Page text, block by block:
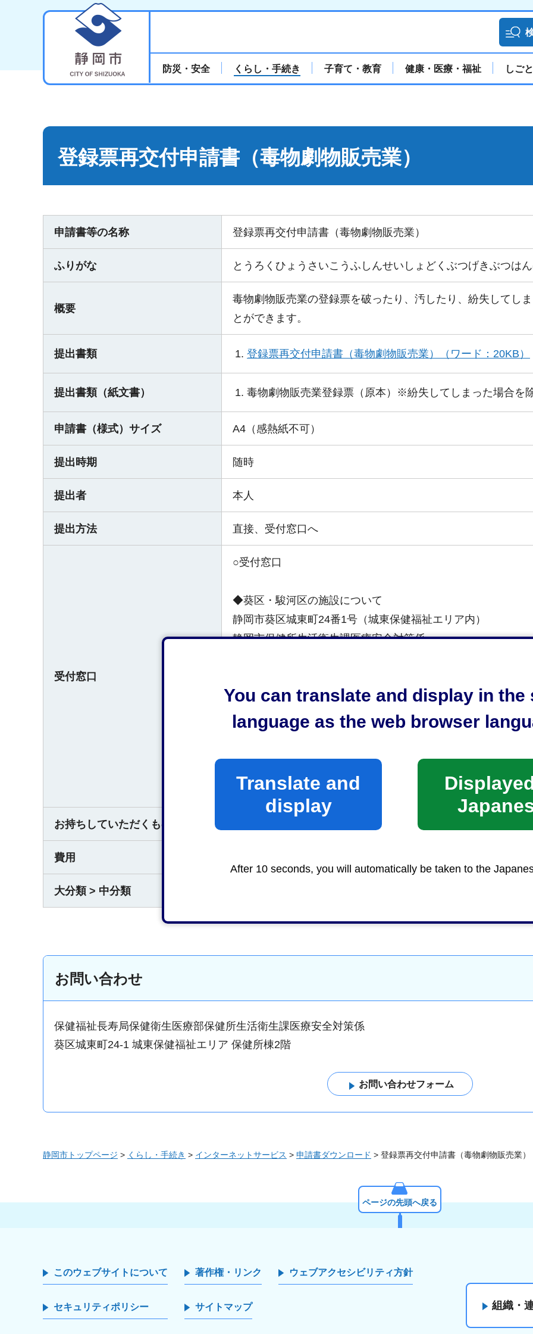
You can translate and display in the
language as the web browser
Translate and
display
After 10 seconds, you will automatically be taken to the
防災・安全 くらし・手続き 子育て・教育 健康・医療・福祉 しご
登録票再交付申請書（毒物劇物販売業）
申請書等の名称 登録票再交付申請書（毒物劇物販売業）
ふりがな とうろくひょうさいこうふしんせいしょどくぶつげきぶつは
概要
毒物劇物販売業の登録票を破ったり、汚したり、紛失してし
とができます。
提出書類 登録票再交付申請書（毒物劇物販売業）（ワード：20KB）
提出書類（紙文書） 毒物劇物販売業登録票（原本）※紛失してしまった場合を
申請書（様式）サイズ A4（感熱紙不可）
提出時期 随時
提出者 本人
提出方法 直接、受付窓口へ
受付窓口
○受付窓口
◆葵区・駿河区の施設について
静岡市葵区城東町24番1号（城東保健福祉エリア内）
静岡市保健所生活衛生課医療安全対策係
静岡市清水区旭町6番8号（静岡市役所清水庁舎3階）
静岡市保健所清水支所生活食品衛生係
平日の午前8時30分から午後5時15分まで
お持ちしていただくもの
費用
大分類 > 中分類
お問い合わせ
保健福祉長寿局保健衛生医療部保健所生活衛生課医療安全対策係
葵区城東町24-1 城東保健福祉エリア 保健所棟2階
静岡市トップページ > くらし・手続き > インターネットサービス > 申請書ダウンロード > 登録票再交付申請書（毒物劇物販売業）
ページの先頭へ戻る
このウェブサイトについて 著作権・リンク ウェブアクセシビリティ方針
セキュリティポリシー サイトマップ 組織・